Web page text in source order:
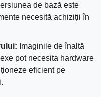
de bază este
necesită achiziții în
Imaginile de înaltă
pot necesita hardware
eficient pe